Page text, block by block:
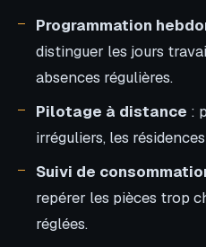
Programmation
distinguer les jours
absences régulières.
Pilotage à distance :
irréguliers, les
Suivi de
repérer les pièces trop
réglées.